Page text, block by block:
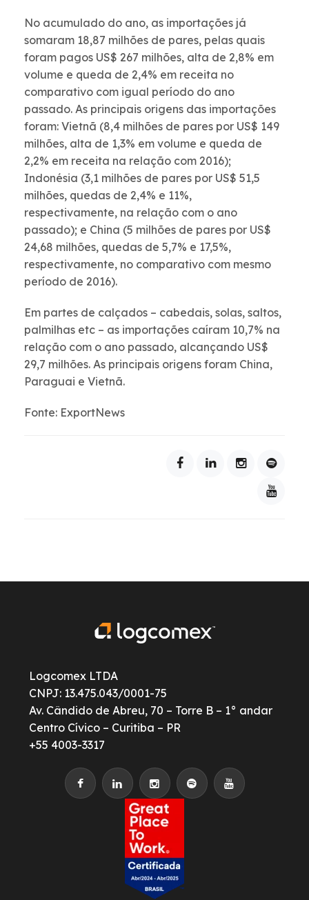
No acumulado do ano, as importações já
somaram 18,87 milhões de pares, pelas quais
foram pagos US$ 267 milhões, alta de 2,8% em
volume e queda de 2,4% em receita no
comparativo com igual período do ano
passado. As principais origens das importações
foram: Vietnã (8,4 milhões de pares por US$ 149
milhões, alta de 1,3% em volume e queda de
2,2% em receita na relação com 2016);
Indonésia (3,1 milhões de pares por US$ 51,5
milhões, quedas de 2,4% e 11%,
respectivamente, na relação com o ano
passado); e China (5 milhões de pares por US$
24,68 milhões, quedas de 5,7% e 17,5%,
respectivamente, no comparativo com mesmo
período de 2016).
Em partes de calçados – cabedais, solas, saltos,
palmilhas etc – as importações caíram 10,7% na
relação com o ano passado, alcançando US$
29,7 milhões. As principais origens foram China,
Paraguai e Vietnã.
Fonte: ExportNews
Logcomex LTDA
CNPJ: 13.475.043/0001-75
Av. Cândido de Abreu, 70 – Torre B – 1° andar
Centro Cívico – Curitiba – PR
+55 4003-3317